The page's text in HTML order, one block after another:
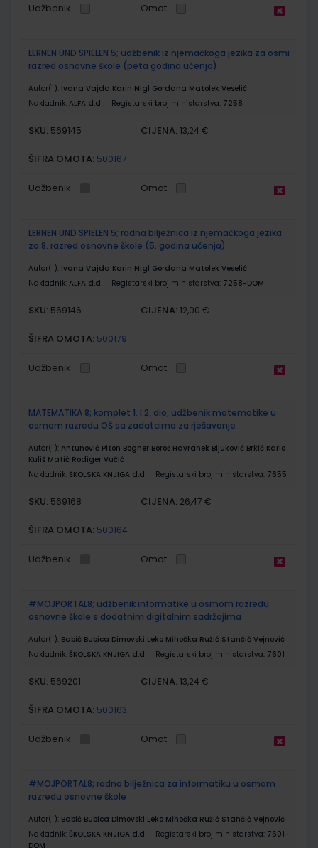
Udžbenik Omot
LERNEN UND SPIELEN 5; udžbenik iz njemačkoga jezika za osmi
razred osnovne škole (peta godina učenja)
Autor(i): Ivana Vajda Karin Nigl Gordana Matolek Veselić
Nakladnik: ALFA d.d. Registarski broj ministarstva: 7258
SKU: 569145 CIJENA: 13,24 €
ŠIFRA OMOTA: 500167
Udžbenik Omot
LERNEN UND SPIELEN 5; radna bilježnica iz njemačkoga jezika
za 8. razred osnovne škole (5. godina učenja)
Autor(i): Ivana Vajda Karin Nigl Gordana Matolek Veselić
Nakladnik: ALFA d.d. Registarski broj ministarstva: 7258-DOM
SKU: 569146 CIJENA: 12,00 €
ŠIFRA OMOTA: 500179
Udžbenik Omot
MATEMATIKA 8; komplet 1. I 2. dio, udžbenik matematike u
osmom razredu OŠ sa zadatcima za rješavanje
Autor(i): Antunović Piton Bogner Boroš Havranek Bijuković Brkić Karlo
Kuliš Matić Rodiger Vučić
Nakladnik: ŠKOLSKA KNJIGA d.d. Registarski broj ministarstva: 7655
SKU: 569168 CIJENA: 26,47 €
ŠIFRA OMOTA: 500164
Udžbenik Omot
#MOJPORTAL8; udžbenik informatike u osmom razredu
osnovne škole s dodatnim digitalnim sadržajima
Autor(i): Babić Bubica Dimovski Leko Mihočka Ružić Stančić Vejnović
Nakladnik: ŠKOLSKA KNJIGA d.d. Registarski broj ministarstva: 7601
SKU: 569201 CIJENA: 13,24 €
ŠIFRA OMOTA: 500163
Udžbenik Omot
#MOJPORTAL8; radna bilježnica za informatiku u osmom
razredu osnovne škole
Autor(i): Babić Bubica Dimovski Leko Mihočka Ružić Stančić Vejnović
Nakladnik: ŠKOLSKA KNJIGA d.d. Registarski broj ministarstva: 7601-
DOM